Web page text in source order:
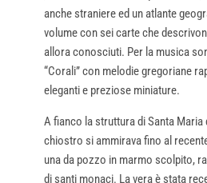
anche straniere ed un atlante
volume con sei carte che
allora conosciuti. Per la musica
“Corali” con melodie gregoriane
eleganti e preziose miniature.
A fianco la struttura di Santa Maria
chiostro si ammirava fino al
una da pozzo in marmo scolpito,
di santi monaci. La vera è stata